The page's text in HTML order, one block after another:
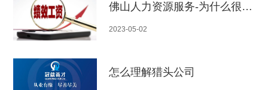
佛山人力资源服务-为什么很多企业绩效考核都是失败的
2023-05-02
怎么理解猎头公司